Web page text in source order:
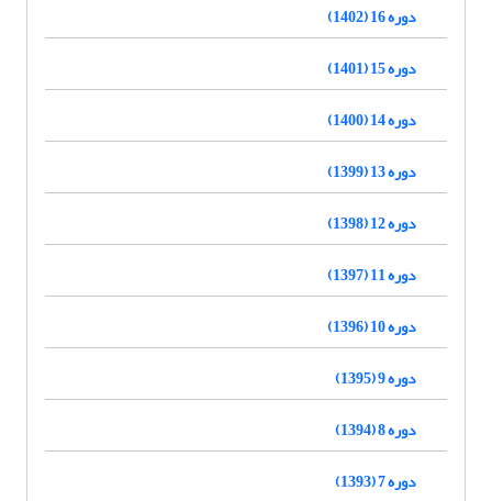
دوره 16 (1402)
دوره 15 (1401)
دوره 14 (1400)
دوره 13 (1399)
دوره 12 (1398)
دوره 11 (1397)
دوره 10 (1396)
دوره 9 (1395)
دوره 8 (1394)
دوره 7 (1393)